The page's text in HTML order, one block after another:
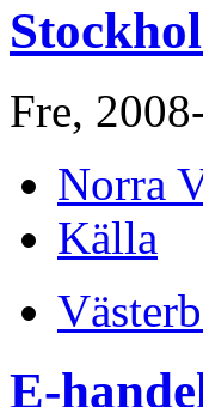
Fre,
Norra
Källa
E-